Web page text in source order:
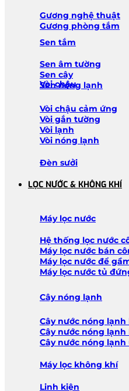
Gương nghệ thuật
Gương phòng tắm
Sen tắm
Sen âm tường
Sen cây
Sen nóng lạnh
Vòi chậu
Vòi chậu cảm ứng
Vòi gắn tường
Vòi lạnh
Vòi nóng lạnh
Đèn sưởi
LỌC NƯỚC & KHÔNG KHÍ
Máy lọc nước
Hệ thống lọc nước
Máy lọc nước bán
Máy lọc nước để
Máy lọc nước tủ
Cây nóng lạnh
Cây nước nóng
Cây nước nóng lạnh
Cây nước nóng
Máy lọc không khí
Linh kiện